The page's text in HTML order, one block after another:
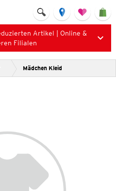
Artikel | Online &
Filialen
Mädchen Kleid